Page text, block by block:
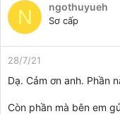
N ngothuyueh
Sơ cấp
28/7/21
Dạ. Cảm ơn anh. Phần
Còn phần mà bên em